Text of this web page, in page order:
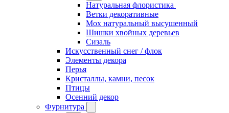
Натуральная флористика
Ветки декоративные
Мох натуральный высушенный
Шишки хвойных деревьев
Сизаль
Искусственный снег / флок
Элементы декора
Перья
Кристаллы, камни, песок
Птицы
Осенний декор
Фурнитура